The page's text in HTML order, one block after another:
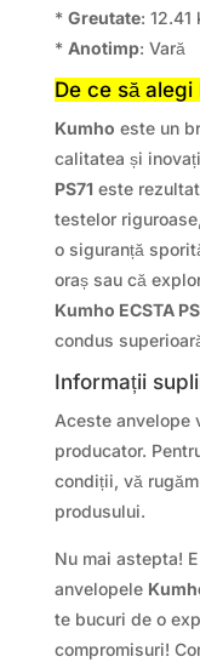
* Greutate: 12.41
* Anotimp: Vară
De ce să alegi
Kumho este un
calitatea și
PS71 este
testelor
o siguranță
oraș sau că
Kumho ECSTA
condus
Informații
Aceste anvelope
producator.
condiții, vă
produsului.
Nu mai astepta!
anvelopele
te bucuri de o
compromisuri!